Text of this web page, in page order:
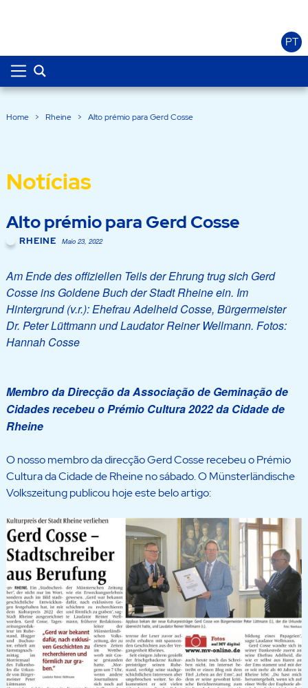
PT
Home > Rheine > Alto prémio para Gerd Cosse
Notícias
Alto prémio para Gerd Cosse
RHEINE Maio 23, 2022
Am Ende des offiziellen Teils der Ehrung trug sich Gerd
Cosse ins Goldene Buch der Stadt Rheine ein. Im
Hintergrund (v.r.): Ehefrau Adelheid Cosse, Bürgermeister
Dr. Peter Lüttmann und Laudator Reiner Wellmann. Fotos:
Hannah Cosse
Membro da Direcção da Associação de Geminação de
Cidades recebeu o Prémio Cultura 2022 da Cidade de
Rheine
O nosso membro da direcção Gerd Cosse recebeu o Prémio
Cultura da Cidade de Rheine no sábado. O Münsterländische
Volkszeitung publicou hoje este belo artigo: